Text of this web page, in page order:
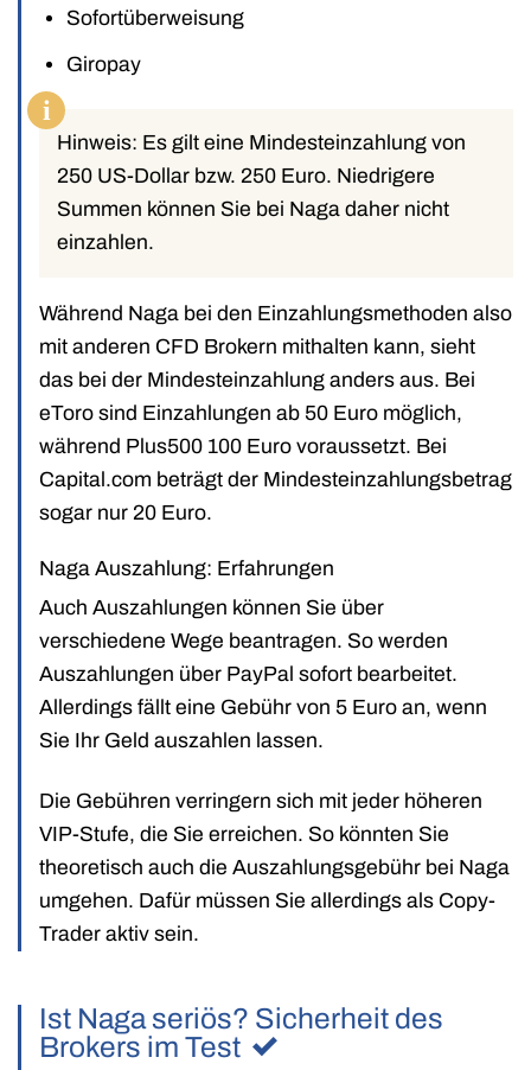
Sofortüberweisung
Giropay
i
Hinweis: Es gilt eine Mindesteinzahlung von
250 US-Dollar bzw. 250 Euro. Niedrigere
Summen können Sie bei Naga daher nicht
einzahlen.
Während Naga bei den Einzahlungsmethoden also
mit anderen CFD Brokern mithalten kann, sieht
das bei der Mindesteinzahlung anders aus. Bei
eToro sind Einzahlungen ab 50 Euro möglich,
während Plus500 100 Euro voraussetzt. Bei
Capital.com beträgt der Mindesteinzahlungsbetrag
sogar nur 20 Euro.
Naga Auszahlung: Erfahrungen
Auch Auszahlungen können Sie über
verschiedene Wege beantragen. So werden
Auszahlungen über PayPal sofort bearbeitet.
Allerdings fällt eine Gebühr von 5 Euro an, wenn
Sie Ihr Geld auszahlen lassen.
Die Gebühren verringern sich mit jeder höheren
VIP-Stufe, die Sie erreichen. So könnten Sie
theoretisch auch die Auszahlungsgebühr bei Naga
umgehen. Dafür müssen Sie allerdings als Copy-
Trader aktiv sein.
Ist Naga seriös? Sicherheit des
Brokers im Test